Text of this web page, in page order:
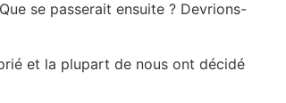
se passerait ensuite ? Devrions-
et la plupart de nous ont décidé